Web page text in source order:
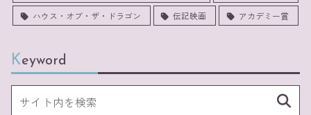
ハウス・オブ・ザ・ドラゴン
伝記映画 アカデミー賞
Keyword